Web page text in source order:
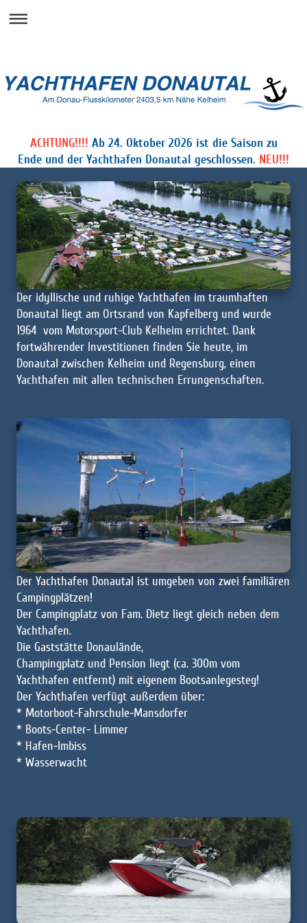
ACHTUNG!!!! Ab 24. Oktober 2026 ist die Saison zu
Ende und der Yachthafen Donautal geschlossen. NEU!!!
Der idyllische und ruhige Yachthafen im traumhaften
Donautal liegt am Ortsrand von Kapfelberg und wurde
1964 vom Motorsport-Club Kelheim errichtet. Dank
fortwährender Investitionen finden Sie heute, im
Donautal zwischen Kelheim und Regensburg, einen
Yachthafen mit allen technischen Errungenschaften.
Der Yachthafen Donautal ist umgeben von zwei familiären
Campingplätzen!
Der Campingplatz von Fam. Dietz liegt gleich neben dem
Yachthafen.
Die Gaststätte Donaulände,
Champingplatz und Pension liegt (ca. 300m vom
Yachthafen entfernt) mit eigenem Bootsanlegesteg!
Der Yachthafen verfügt außerdem über:
* Motorboot-Fahrschule-Mansdorfer
* Boots-Center- Limmer
* Hafen-Imbiss
* Wasserwacht